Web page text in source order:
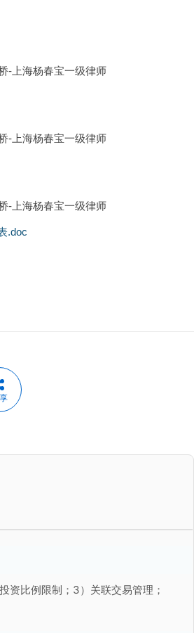
.doc
资比例限制；3）关联交易管理；